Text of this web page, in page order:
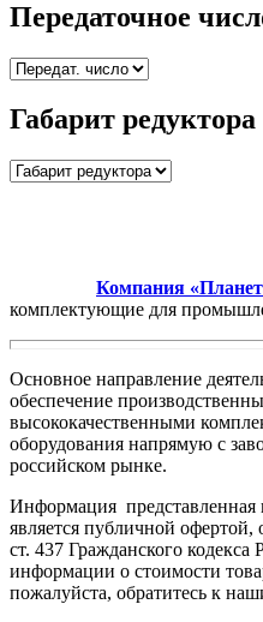
Передаточное
Габарит редуктора
Компания
комплектующие для
Основное направление
обеспечение
высококачественными
оборудования напрямую с
российском рынке.
Информация представленная
является публичной
ст. 437 Гражданского
информации о стоимости
пожалуйста, обратитесь к